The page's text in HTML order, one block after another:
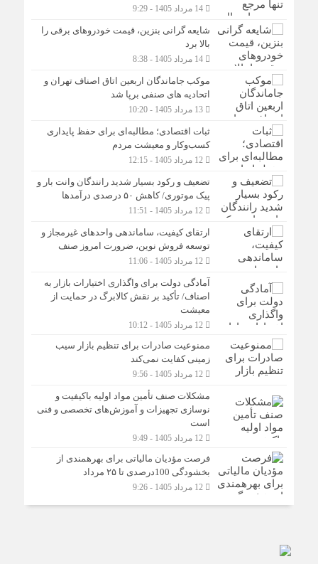
14 مرداد 1405 - 9:29
شایعه گرانی بنزین، قیمت خودروهای برقی را
بالا برد
14 مرداد 1405 - 8:38
موکب جاماندگان اربعین اتاق اصناف تهران و
اتحادیه های صنفی برپا شد
13 مرداد 1405 - 10:20
ثبات اقتصادی؛ مطالبه‌ای برای حفظ پایداری
کسب‌وکار و معیشت مردم
12 مرداد 1405 - 12:15
تضعیف و رکود بسیار شدید رانندگان وانت بار و
پیک موتوری/ کاهش ۵۰ درصدی درآمدها
12 مرداد 1405 - 11:51
ارتقای کیفیت، ساماندهی واحدهای غیرمجاز و
توسعه فروش نوین، ضرورت امروز صنف
12 مرداد 1405 - 11:06
آمادگی دولت برای واگذاری اختیارات بازار به
اصناف/ تأکید بر نقش کالابرگ در حمایت از
معیشت
12 مرداد 1405 - 10:12
ممنوعیت صادرات برای تنظیم بازار سیب
زمینی کفایت نمی‌کند
12 مرداد 1405 - 9:56
مشکلات صنف تأمین مواد اولیه باکیفیت و
نوسازی تجهیزات و آموزش‌های تخصصی و فنی
است
12 مرداد 1405 - 9:49
فرصت مؤدیان مالیاتی برای بهره‎مندی از
بخشودگی 100درصدی تا ۲۵ مرداد
12 مرداد 1405 - 9:26